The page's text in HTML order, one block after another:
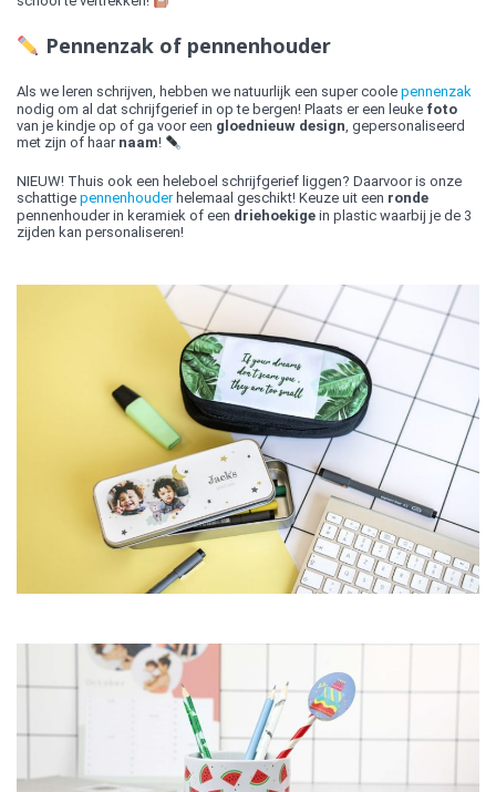
Pennenzak of pennenhouder
Als we leren schrijven, hebben we natuurlijk een super coole pennenzak
nodig om al dat schrijfgerief in op te bergen! Plaats er een leuke foto
van je kindje op of ga voor een gloednieuw design, gepersonaliseerd
met zijn of haar naam!
NIEUW! Thuis ook een heleboel schrijfgerief liggen? Daarvoor is onze
schattige pennenhouderhelemaal geschikt! Keuze uit een ronde
pennenhouder in keramiek of een driehoekige in plastic waarbij je de 3
zijden kan personaliseren!